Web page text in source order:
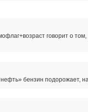
говорит о
нефть» бензин подорожает,